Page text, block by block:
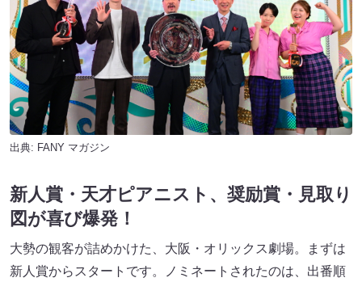
出典: FANY マガジン
新人賞・天才ピアニスト、奨励賞・見取り
図が喜び爆発！
大勢の観客が詰めかけた、大阪・オリックス劇場。まずは
新人賞からスタートです。ノミネートされたのは、出番順